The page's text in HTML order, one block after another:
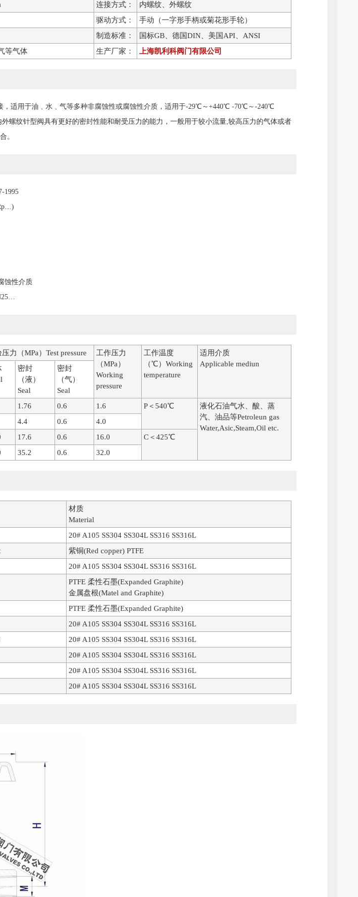
连接方式：
内螺纹、外螺纹
驱动方式：
手动（一字形手柄或菊花形手轮）
制造标准：
国标GB、德国DIN、美国API、ANSI
等气体 生产厂家： 上海凯利科阀门有限公司
，适用于油﹑水﹑气等多种非腐蚀性或腐蚀性介质，适用于-29℃～+440℃ -70℃～-240℃
螺纹针型阀具有更好的密封性能和耐受压力的能力，一般用于较小流量,较高压力的气体或者
。
1995
蚀性介质
力（MPa）Test pressure
工作压力
（MPa）
Working
pressure
工作温度
（℃）Working
temperature
适用介质
Applicable mediun
密封
（液）
Seal
密封
（气）
Seal
1.76 0.6 1.6 P＜540℃
液化石油气水、酸、蒸
汽、油品等Petroleun gas
Water,Asic,Steam,Oil etc.
4.4 0.6
4.0
17.6 0.6 16.0
C＜425℃
35.2 0.6 32.0
材质
Material
20# A105 SS304 SS304L SS316 SS316L
紫铜(Red copper) PTFE
20# A105 SS304 SS304L SS316 SS316L
PTFE 柔性石墨(Expanded Graphite)
金属盘根(Matel and Graphite)
PTFE 柔性石墨(Expanded Graphite)
20# A105 SS304 SS304L SS316 SS316L
20# A105 SS304 SS304L SS316 SS316L
20# A105 SS304 SS304L SS316 SS316L
20# A105 SS304 SS304L SS316 SS316L
20# A105 SS304 SS304L SS316 SS316L